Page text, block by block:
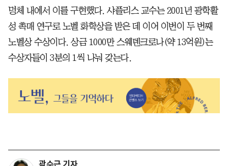
명체 내에서 이를 구현했다. 샤플리스 교수는 2001년 광학활
성 촉매 연구로 노벨 화학상을 받은 데 이어 이번이 두 번째
노벨상 수상이다. 상금 1000만 스웨덴크로나(약 13억원)는
수상자들이 3분의 1씩 나눠 갖는다.